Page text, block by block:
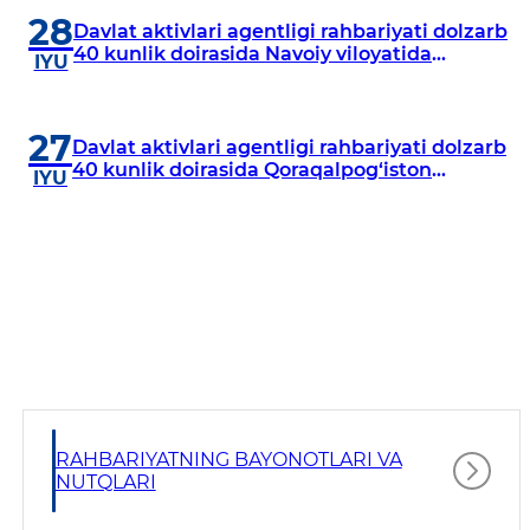
28
IYU
Davlat aktivlari agentligi rahbariyati dolzarb
40 kunlik doirasida Navoiy viloyatida
27
IYU
Davlat aktivlari agentligi rahbariyati dolzarb
40 kunlik doirasida Qoraqalpog‘iston
RAHBARIYATNING BAYONOTLARI VA
NUTQLARI